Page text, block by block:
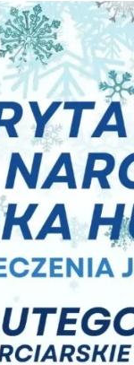
2026-08-27
2026-08-23